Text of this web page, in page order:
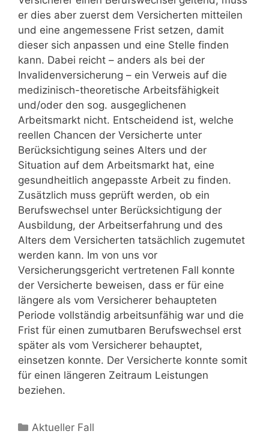
er dies aber zuerst dem Versicherten mitteilen
und eine angemessene Frist setzen, damit
dieser sich anpassen und eine Stelle finden
kann. Dabei reicht – anders als bei der
Invalidenversicherung – ein Verweis auf die
medizinisch-theoretische Arbeitsfähigkeit
und/oder den sog. ausgeglichenen
Arbeitsmarkt nicht. Entscheidend ist, welche
reellen Chancen der Versicherte unter
Berücksichtigung seines Alters und der
Situation auf dem Arbeitsmarkt hat, eine
gesundheitlich angepasste Arbeit zu finden.
Zusätzlich muss geprüft werden, ob ein
Berufswechsel unter Berücksichtigung der
Ausbildung, der Arbeitserfahrung und des
Alters dem Versicherten tatsächlich zugemutet
werden kann. Im von uns vor
Versicherungsgericht vertretenen Fall konnte
der Versicherte beweisen, dass er für eine
längere als vom Versicherer behaupteten
Periode vollständig arbeitsunfähig war und die
Frist für einen zumutbaren Berufswechsel erst
später als vom Versicherer behauptet,
einsetzen konnte. Der Versicherte konnte somit
für einen längeren Zeitraum Leistungen
beziehen.
Aktueller Fall